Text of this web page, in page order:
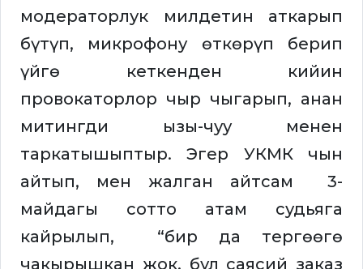
модераторлук милдетин аткарып
бүтүп, микрофону өткөрүп берип
үйгө кеткенден кийин
провокаторлор чыр чыгарып, анан
митингди ызы-чуу менен
таркатышыптыр. Эгер УКМК чын
айтып, мен жалган айтсам 3-
майдагы сотто атам судьяга
кайрылып, “бир да тергөөгө
чакырышкан жок, бул саясий заказ